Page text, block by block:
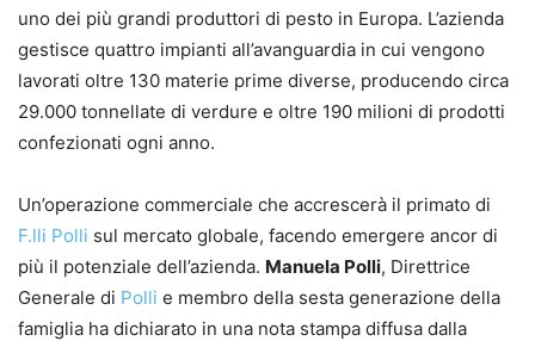
uno dei più grandi produttori di pesto in Europa. L’azienda
gestisce quattro impianti all’avanguardia in cui vengono
lavorati oltre 130 materie prime diverse, producendo circa
29.000 tonnellate di verdure e oltre 190 milioni di prodotti
confezionati ogni anno.
Un’operazione commerciale che accrescerà il primato di
F.lli Polli sul mercato globale, facendo emergere ancor di
più il potenziale dell’azienda. Manuela Polli, Direttrice
Generale di Polli e membro della sesta generazione della
famiglia ha dichiarato in una nota stampa diffusa dalla